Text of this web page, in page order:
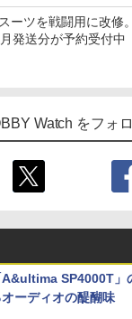
クなど5種各3色
ーツを戦闘用に改修
発送分が予約受付中
Watch をフォ
A&ultima SP4000T」
オーディオの醍醐味